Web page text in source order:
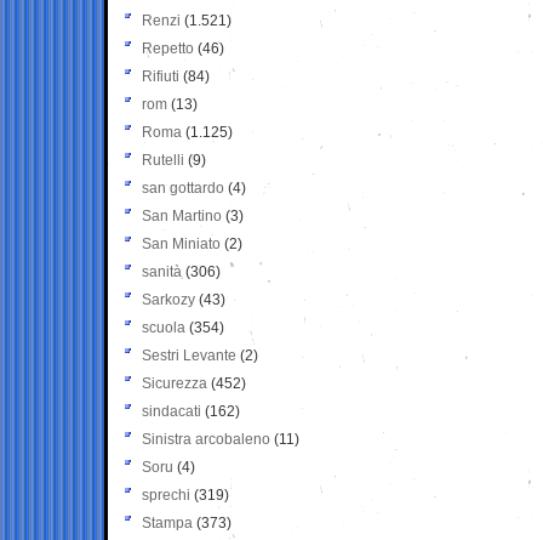
Renzi (1.521)
Repetto (46)
Rifiuti (84)
rom (13)
Roma (1.125)
Rutelli (9)
san gottardo (4)
San Martino (3)
San Miniato (2)
sanità (306)
Sarkozy (43)
scuola (354)
Sestri Levante (2)
Sicurezza (452)
sindacati (162)
Sinistra arcobaleno (11)
Soru (4)
sprechi (319)
Stampa (373)